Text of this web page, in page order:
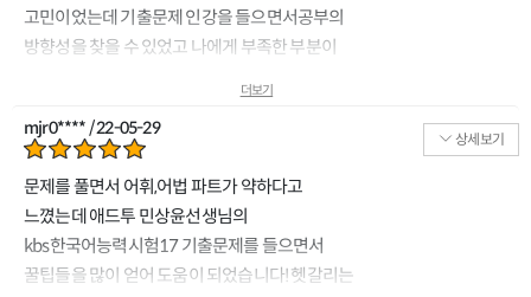
더보기
고민이었는데 기출문제 인강을 들으면서공부의
방향성을 찾을 수 있었고 나에게 부족한 부분이
상세보기
mjr0**** / 22-05-29
문제를 풀면서 어휘,어법 파트가 약하다고
느꼈는데 애드투 민상윤선생님의
kbs한국어능력시험17 기출문제를 들으면서
꿀팁들을 많이 얻어 도움이 되었습니다! 헷갈리는